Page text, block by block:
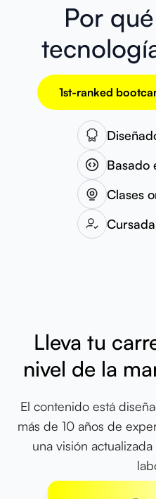
Por
1st-ranked
Basado
Clases
Lleva tu
nivel de la
El contenido está
más de 10 años de
una visión